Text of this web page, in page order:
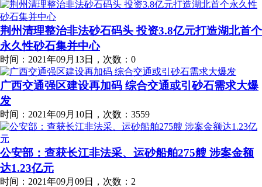
荆州清理整治非法砂石码头 投资3.8亿元打造湖北首个
永久性砂石集并中心
时间：2021年09月13日，次数：0
广西交通强区建设再加码 综合交通或引砂石需求大爆
发
时间：2021年09月10日，次数：3559
公安部：查获长江非法采、运砂船舶275艘 涉案金额
达1.23亿元
时间：2021年09月09日，次数：2